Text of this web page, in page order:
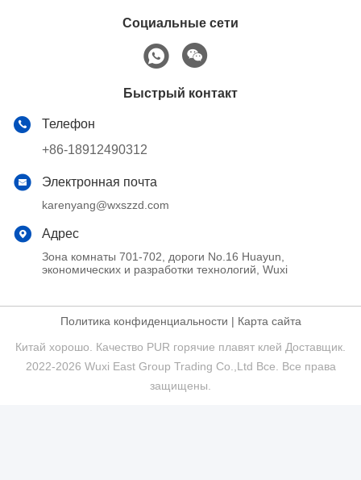
Социальные сети
Быстрый контакт
Телефон
+86-18912490312
Электронная почта
karenyang@wxszzd.com
Адрес
Зона комнаты 701-702, дороги No.16 Huayun,
экономических и разработки технологий, Wuxi
Политика конфиденциальности | Карта сайта
Китай хорошо. Качество PUR горячие плавят клей Доставщик.
2022-2026 Wuxi East Group Trading Co.,Ltd Все. Все права
защищены.